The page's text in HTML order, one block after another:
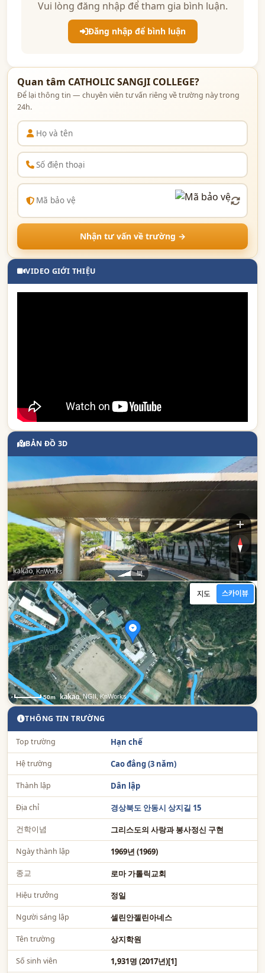
Vui lòng đăng nhập để tham gia bình luận.
Đăng nhập để bình luận
Quan tâm CATHOLIC SANGJI COLLEGE?
Để lại thông tin — chuyên viên tư vấn riêng về trường này trong
24h.
Nhận tư vấn về trường →
VIDEO GIỚI THIỆU
BẢN ĐỒ 3D
북
, KnWorks
50m , NGII, KnWorks
THÔNG TIN TRƯỜNG
Top trường Hạn chế
Hệ trường Cao đẳng (3 năm)
Thành lập Dân lập
Địa chỉ 경상북도 안동시 상지길 15
건학이념 그리스도의 사랑과 봉사정신 구현
Ngày thành lập 1969년 (1969)
종교 로마 가톨릭교회
Hiệu trưởng 정일
Người sáng lập 셀린안젤린아네스
Tên trường 상지학원
Số sinh viên 1,931명 (2017년)[1]